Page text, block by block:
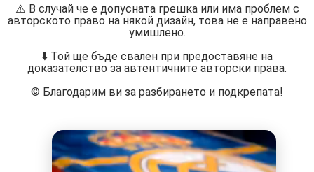
⚠️ В случай че е допусната грешка или има проблем с
авторското право на някой дизайн, това не е направено
умишлено.
⬇️ Той ще бъде свален при предоставяне на
доказателство за автентичните авторски права.
©️ Благодарим ви за разбирането и подкрепата!